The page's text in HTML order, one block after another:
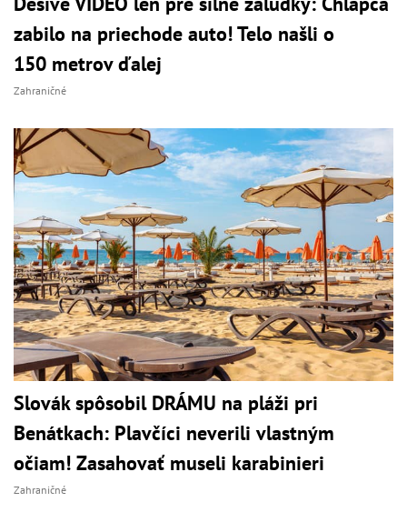
zabilo na priechode auto! Telo našli o
150 metrov ďalej
Zahraničné
Slovák spôsobil DRÁMU na pláži pri
Benátkach: Plavčíci neverili vlastným
očiam! Zasahovať museli karabinieri
Zahraničné